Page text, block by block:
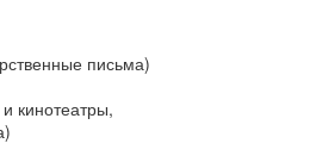
письма)
кинотеатры,